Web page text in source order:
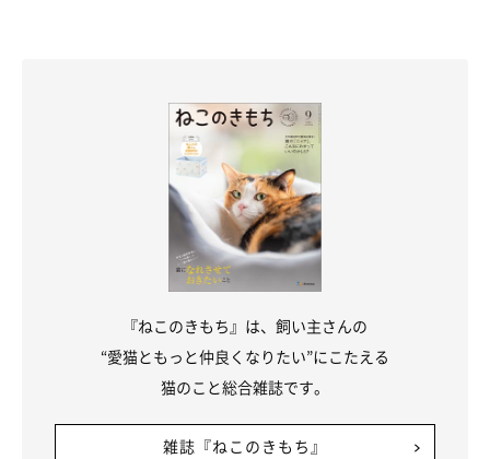
『ねこのきもち』は、飼い主さんの
“愛猫ともっと仲良くなりたい”にこたえる
猫のこと総合雑誌です。
雑誌『ねこのきもち』